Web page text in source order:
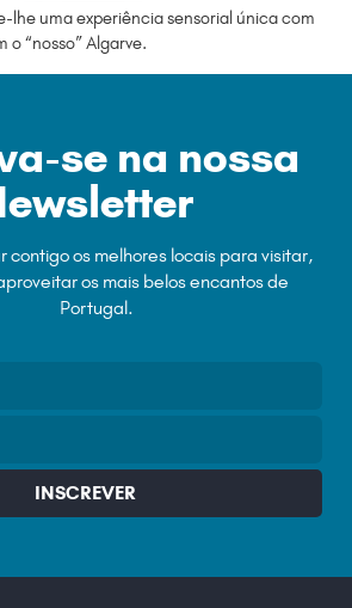
lhe uma experiência sensorial única com
o “nosso” Algarve.
se na nossa
contigo os melhores locais para visitar,
os mais belos encantos de
Portugal.
INSCREVER